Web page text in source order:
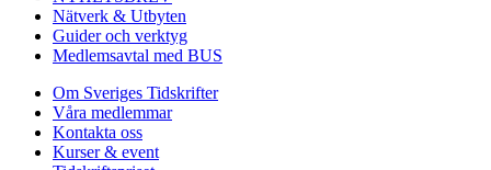
Nätverk & Utbyten
Guider och verktyg
Medlemsavtal med BUS
Om Sveriges Tidskrifter
Våra medlemmar
Kontakta oss
Kurser & event